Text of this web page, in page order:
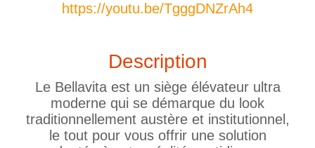
https://youtu.be/TgggDNZrAh4
Description
Le Bellavita est un siège élévateur ultra
moderne qui se démarque du look
traditionnellement austère et institutionnel,
le tout pour vous offrir une solution